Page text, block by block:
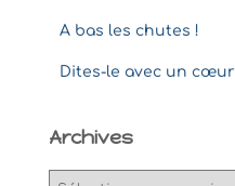
A bas les chutes !
Dites-le avec un cœur
Archives